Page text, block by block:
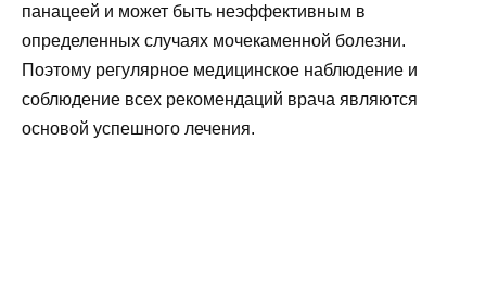
панацеей и может быть неэффективным в
определенных случаях мочекаменной болезни.
Поэтому регулярное медицинское наблюдение и
соблюдение всех рекомендаций врача являются
основой успешного лечения.